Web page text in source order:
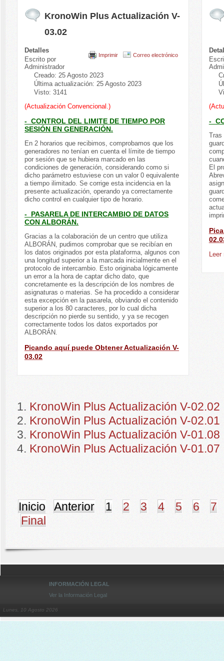
KronoWin Plus Actualización V-
03.02
Imprimir Correo electrónico
Detalles
Escrito por
Administrador
Creado: 25 Agosto 2023
Última actualización: 25 Agosto 2023
Visto: 3141
(Actualización Convencional.)
- CONTROL DEL LIMITE DE TIEMPO POR
SESIÓN EN GENERACIÓN.
En 2 horarios que recibimos, comprobamos que los
generadores no tenían en cuenta el límite de tiempo
por sesión que se hubiera marcado en las
condiciones de generación, considerando como si
dicho parámetro estuviese con un valor 0 equivalente
a tiempo ilimitado. Se corrige esta incidencia en la
presente actualización, operando ya correctamente
dicho control en cualquier tipo de horario.
- PASARELA DE INTERCAMBIO DE DATOS
CON ALBORÁN.
Gracias a la colaboración de un centro que utiliza
ALBORÁN, pudimos comprobar que se recibían en
los datos originados por esta plataforma, algunos con
una longitud superior a la marcada inicialmente en el
protocolo de intercambio. Esto originaba lógicamente
un error a la hora de captar dicho dato, que
concretamente es la descripción de los nombres de
asignaturas o materias. Se ha procedido a considerar
esta excepción en la pasarela, obviando el contenido
superior a los 80 caracteres, por lo cual dicha
descripción no pierde su sentido, y ya se recogen
correctamente todos los datos exportados por
ALBORÁN.
Picando aquí puede Obtener Actualización V-
03.02
-
Tras
El
KronoWin Plus Actualización V-02.02
KronoWin Plus Actualización V-02.01
KronoWin Plus Actualización V-01.08
KronoWin Plus Actualización V-01.07
Inicio Anterior 1 2 3 4 5 6
7
Final
INFORMACIÓN LEGAL
Ver la Información Legal
Lunes, 10 Agosto 2026